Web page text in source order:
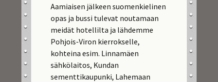
Aamiaisen jälkeen suomenkielinen
opas ja bussi tulevat noutamaan
meidät hotellilta ja lähdemme
Pohjois-Viron kierrokselle,
kohteina esim. Linnamäen
sähkölaitos, Kundan
sementtikaupunki, Lahemaan